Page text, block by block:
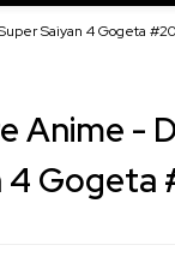
Saiyan 4 Gogeta
Anime -
4 Gogeta